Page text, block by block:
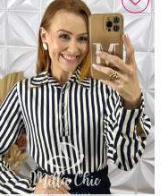
várias
variantes.
As
opções
podem
ser
escolhidas
na
página
do
Adicionar
à Lista